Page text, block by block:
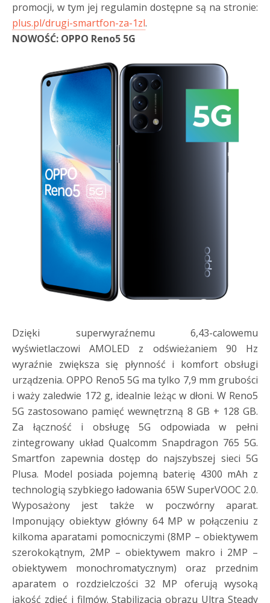
promocji, w tym jej regulamin dostępne są na stronie:
plus.pl/drugi-smartfon-za-1zl.
NOWOŚĆ: OPPO Reno5 5G
Dzięki superwyraźnemu 6,43-calowemu
wyświetlaczowi AMOLED z odświeżaniem 90 Hz
wyraźnie zwiększa się płynność i komfort obsługi
urządzenia. OPPO Reno5 5G ma tylko 7,9 mm grubości
i waży zaledwie 172 g, idealnie leżąc w dłoni. W Reno5
5G zastosowano pamięć wewnętrzną 8 GB + 128 GB.
Za łączność i obsługę 5G odpowiada w pełni
zintegrowany układ Qualcomm Snapdragon 765 5G.
Smartfon zapewnia dostęp do najszybszej sieci 5G
Plusa. Model posiada pojemną baterię 4300 mAh z
technologią szybkiego ładowania 65W SuperVOOC 2.0.
Wyposażony jest także w poczwórny aparat.
Imponujący obiektyw główny 64 MP w połączeniu z
kilkoma aparatami pomocniczymi (8MP – obiektywem
szerokokątnym, 2MP – obiektywem makro i 2MP –
obiektywem monochromatycznym) oraz przednim
aparatem o rozdzielczości 32 MP oferują wysoką
jakość zdjęć i filmów. Stabilizacja obrazu Ultra Steady